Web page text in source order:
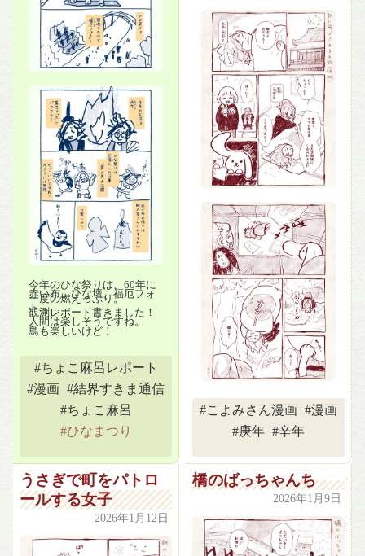
今年のひな祭りは、60年に
一度の燃えっぷり。
観測レポート書きました！
赤い布、ひな壇、福厄フォ
ト…
人間は楽しそうですね。
鳥も楽しいけど！
#ちょこ麻呂レポート
#漫画 #結界すきま通信
#ちょこ麻呂
#ひなまつり
#こよみさん漫画 #漫画
#庚年 #辛年
うさぎで町をパトロ
ールする女子
2026年1月12日
橋のばっちゃんち
2026年1月9日